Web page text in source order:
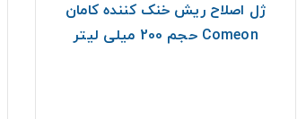
ژل اصلاح ريش خنک کننده کامان
Comeon حجم 200 میلی لیتر